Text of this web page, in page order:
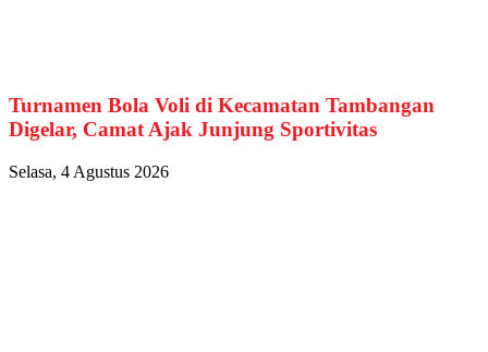
Turnamen Bola Voli di Kecamatan Tambangan
Digelar, Camat Ajak Junjung Sportivitas
Selasa, 4 Agustus 2026